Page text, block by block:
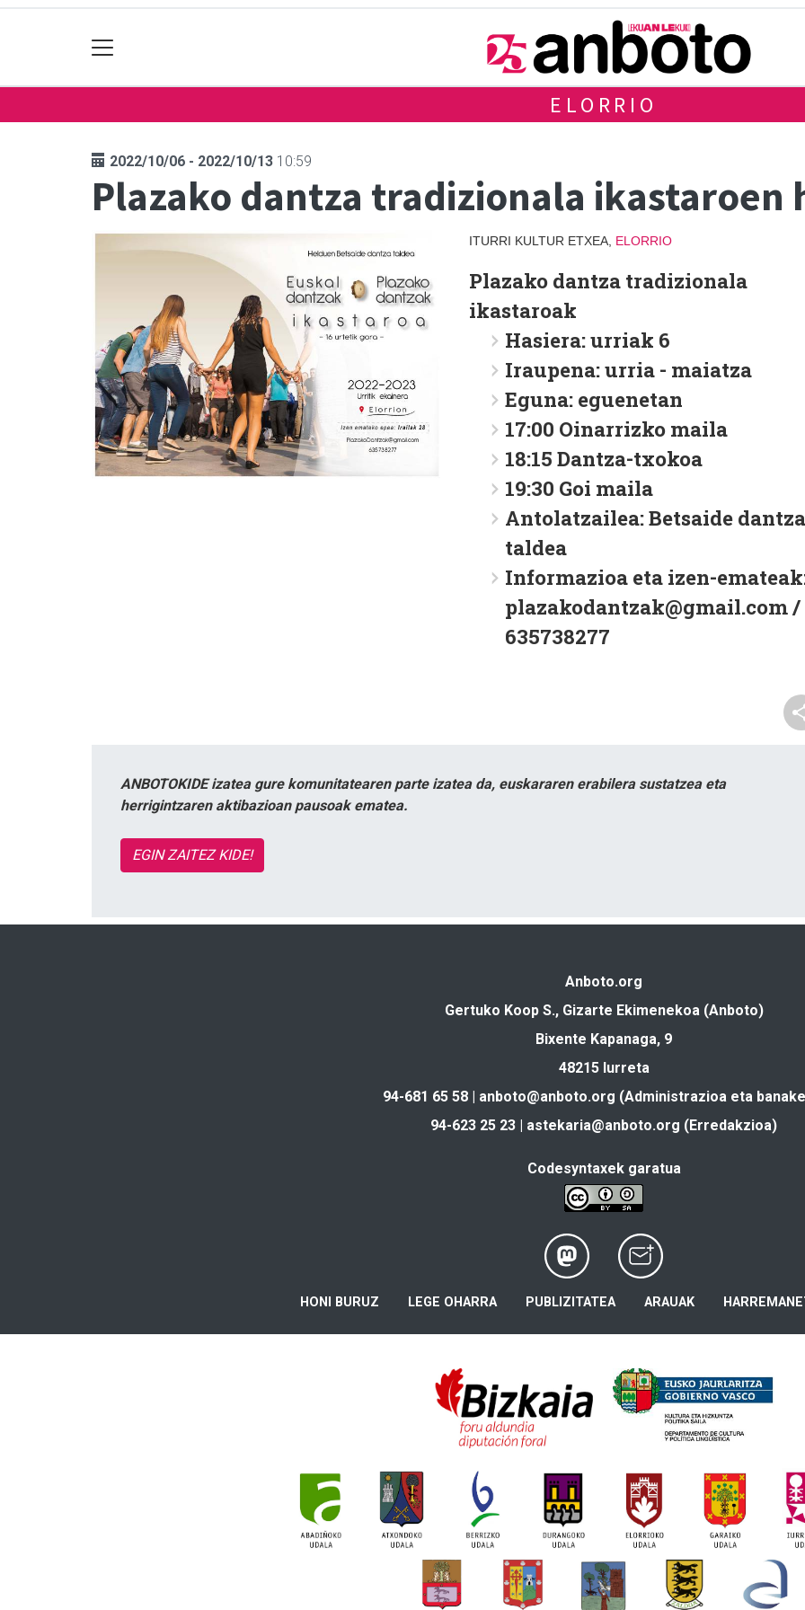
ELORRIO
2022/10/06 - 2022/10/13 10:59
Plazako dantza tradizionala ikastaroen
ITURRI KULTUR ETXEA, ELORRIO
Plazako dantza tradizionala
ikastaroak
Hasiera: urriak 6
Iraupena: urria - maiatza
Eguna: eguenetan
17:00 Oinarrizko maila
18:15 Dantza-txokoa
19:30 Goi maila
Antolatzailea: Betsaide
taldea
Informazioa eta izen-
plazakodantzak@gmail.com /
635738277
ANBOTOKIDE izatea gure komunitatearen parte izatea da, euskararen erabilera sustatzea eta
herrigintzaren aktibazioan pausoak ematea.
EGIN ZAITEZ KIDE!
Anboto.org
Gertuko Koop S., Gizarte Ekimenekoa (Anboto)
Bixente Kapanaga, 9
48215 Iurreta
94-681 65 58 | anboto@anboto.org (Administrazioa eta
94-623 25 23 | astekaria@anboto.org (Erredakzioa)
Codesyntaxek garatua
HONI BURUZ LEGE OHARRA PUBLIZITATEA ARAUAK